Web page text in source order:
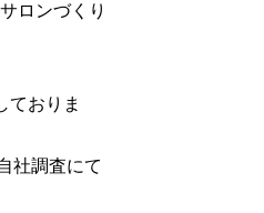
ロンづくり
ておりま
社調査にて